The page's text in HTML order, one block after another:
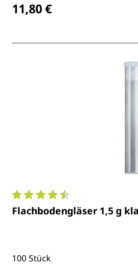
11,80 €
Durchschnittliche
Flachbodengläser 1,5 g
100 Stück